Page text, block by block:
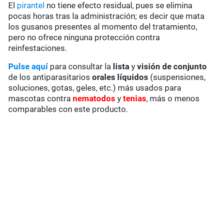
El pirantel no tiene efecto residual, pues se elimina
pocas horas tras la administración; es decir que mata
los gusanos presentes al momento del tratamiento,
pero no ofrece ninguna protección contra
reinfestaciones.
Pulse aquípara consultar la lista yvisión de conjunto
de los antiparasitariosorales líquidos (suspensiones,
soluciones, gotas, geles, etc.) más usados para
mascotas contranematodos ytenias, más o menos
comparables con este producto.